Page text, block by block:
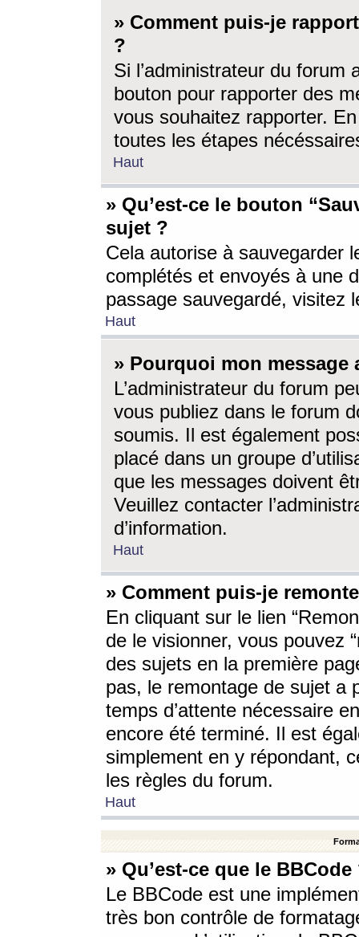
» Comment puis-je
?
Si l’administrateur du forum
bouton pour rapporter des
vous souhaitez rapporter.
toutes les étapes
Haut
» Qu’est-ce le bouton
sujet ?
Cela autorise à sauvegarder
complétés et envoyés à une
passage sauvegardé, visitez
Haut
» Pourquoi mon message
L’administrateur du forum
vous publiez dans le forum
soumis. Il est également
placé dans un groupe
que les messages doivent
Veuillez contacter
d’information.
Haut
» Comment puis-je
En cliquant sur le lien
de le visionner, vous pouvez
des sujets en la première
pas, le remontage de sujet a
temps d’attente nécessaire
encore été terminé. Il est
simplement en y répondant,
les règles du forum.
Haut
» Qu’est-ce que le BBCode
Le BBCode est une
très bon contrôle de